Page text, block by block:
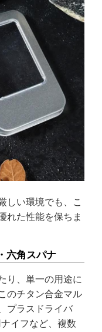
しい環境でも、こ
れた性能を保ちま
六角スパナ
り、単一の用途に
のチタン合金マル
プラスドライバ
イフなど、複数